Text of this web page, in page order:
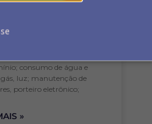
pelas despesas
consumo de água e
luz; manutenção de
porteiro eletrônico;
»